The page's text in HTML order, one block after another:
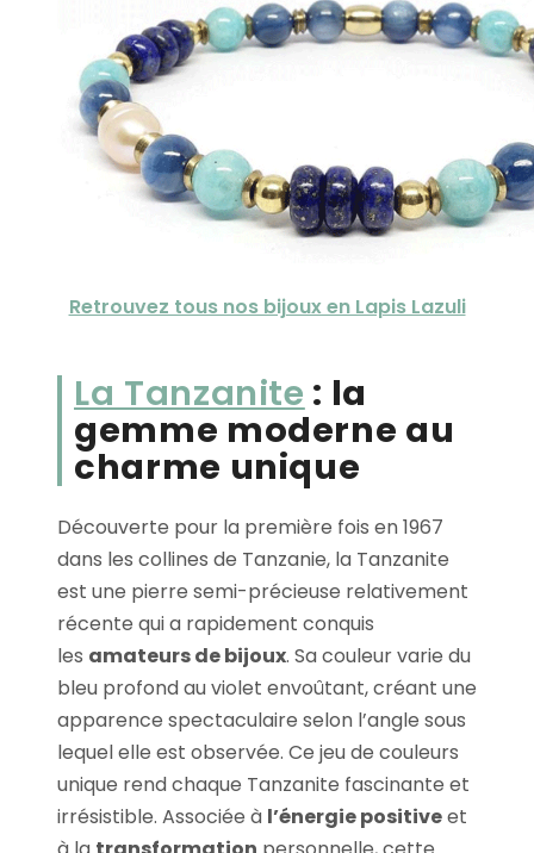
Retrouvez tous nos bijoux en Lapis Lazuli
La Tanzanite : la
gemme moderne au
charme unique
Découverte pour la première fois en 1967
dans les collines de Tanzanie, la Tanzanite
est une pierre semi-précieuse relativement
récente qui a rapidement conquis
les amateurs de bijoux. Sa couleur varie du
bleu profond au violet envoûtant, créant une
apparence spectaculaire selon l’angle sous
lequel elle est observée. Ce jeu de couleurs
unique rend chaque Tanzanite fascinante et
irrésistible. Associée à l’énergie positiveet